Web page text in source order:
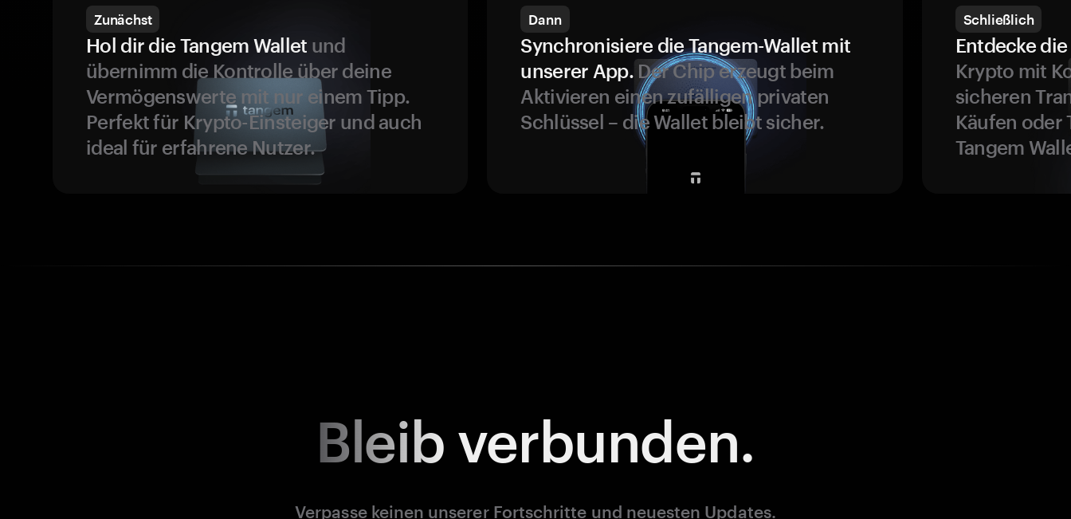
Zunächst
Hol dir die Tangem Wallet und
übernimm die Kontrolle über deine
Vermögenswerte mit nur einem Tipp.
Perfekt für Krypto-Einsteiger und auch
ideal für erfahrene Nutzer.
Dann
Synchronisiere die Tangem-Wallet mit
unserer App.Der Chip erzeugt beim
Aktivieren einen zufälligen privaten
Schlüssel – die Wallet bleibt sicher.
Schließlich
Entdecke
Krypto mit
sicheren
Käufen oder
Tangem
Bleib verbunden.
Verpasse keinen unserer Fortschritte und neuesten Updates.